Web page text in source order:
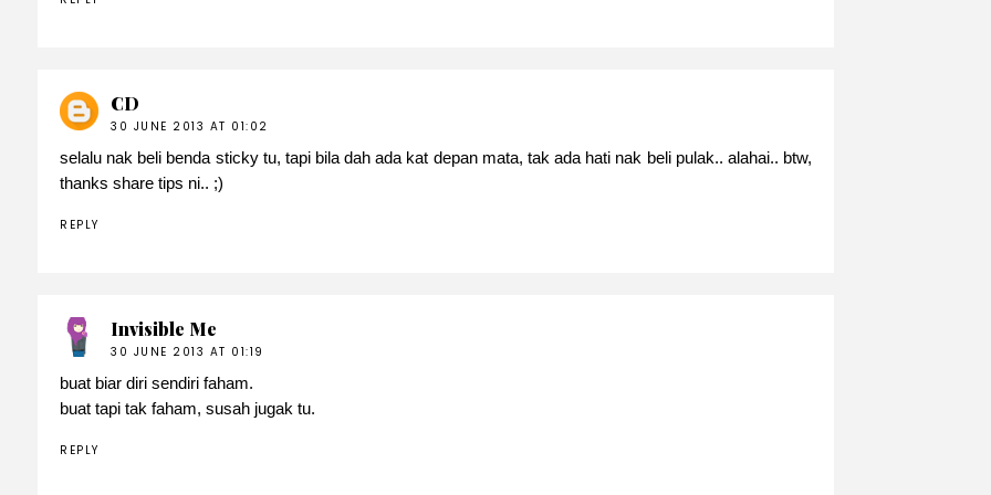
CD
30 JUNE 2013 AT 01:02
selalu nak beli benda sticky tu, tapi bila dah ada kat depan mata, tak ada hati nak beli pulak.. alahai.. btw,
thanks share tips ni.. ;)
REPLY
Invisible Me
30 JUNE 2013 AT 01:19
buat biar diri sendiri faham.
buat tapi tak faham, susah jugak tu.
REPLY